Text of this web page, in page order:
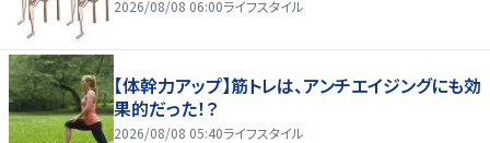
2026/08/08 06:00ライフスタイル
【体幹力アップ】筋トレは、アンチエイジングにも効
果的だった！？
2026/08/08 05:40ライフスタイル